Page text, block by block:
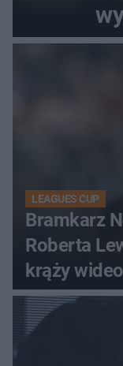
LEAGUES CUP
Bramkarz
Roberta
krąży